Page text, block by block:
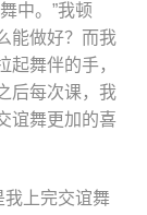
中。”我顿
能做好？而我
起舞伴的手，
后每次课，我
谊舞更加的喜
上完交谊舞